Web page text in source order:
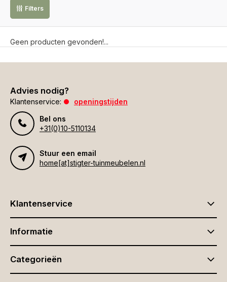
Filters
Geen producten gevonden!...
Advies nodig?
Klantenservice:
openingstijden
Bel ons
+31(0)10-5110134
Stuur een email
home[at]stigter-tuinmeubelen.nl
Klantenservice
Informatie
Categorieën